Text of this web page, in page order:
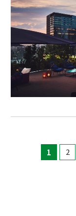
1 2